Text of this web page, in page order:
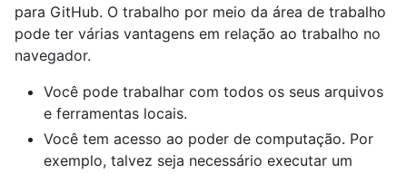
para GitHub. O trabalho por meio da área de trabalho
pode ter várias vantagens em relação ao trabalho no
navegador.
Você pode trabalhar com todos os seus arquivos
e ferramentas locais.
Você tem acesso ao poder de computação. Por
exemplo, talvez seja necessário executar um